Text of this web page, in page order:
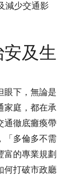
減少交通影
及生
眼下，無論是
家庭，都在承
通徹底癱瘓帶
「多倫多不需
富的專業規劃
何打破市政廳